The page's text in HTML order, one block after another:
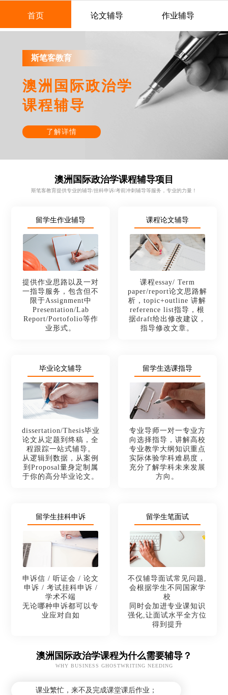
首页 论文辅导 作业辅导
斯笔客教育
澳洲国际政治学
课程辅导
了解详情
澳洲国际政治学课程辅导项目
斯笔客教育提供专业的辅导/挂科申诉/考前冲刺辅导等服务，专业的力量！
留学生作业辅导
提供作业思路以及一对
一指导服务，包含但不
限于Assignment中
Presentation/Lab
Report/Portofolio等作
业形式。
课程论文辅导
课程essay/ Term
paper/report论文思路解
析，topic+outline 讲解
reference list指导，根
据draft给出修改建议，
指导修改文章。
毕业论文辅导
dissertation/Thesis毕业
论文从定题到终稿，全
程跟踪一站式辅导。
从逻辑到数据，从案例
到Proposal量身定制属
于你的高分毕业论文。
留学生选课指导
专业导师一对一专业方
向选择指导，讲解高校
专业教学大纲知识重点
实际体验学科难易度，
充分了解学科未来发展
方向。
留学生挂科申诉
申诉信 / 听证会 / 论文
申诉 / 考试挂科申诉 /
学术不端
无论哪种申诉都可以专
业应对自如
留学生笔面试
不仅辅导面试常见问题,
会根据学生不同国家学
校
同时会加进专业课知识
强化,让面试水平全方位
得到提升
澳洲国际政治学课程为什么需要辅导？
WHY BUSINESS GHOSTWRITING NEEDING
课业繁忙，来不及完成课堂课后作业；